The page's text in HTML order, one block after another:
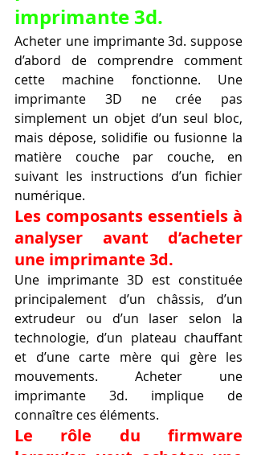
imprimante 3d.
Acheter une imprimante 3d. suppose
d’abord de comprendre comment
cette machine fonctionne. Une
imprimante 3D ne crée pas
simplement un objet d’un seul bloc,
mais dépose, solidifie ou fusionne la
matière couche par couche, en
suivant les instructions d’un fichier
numérique.
Les composants essentiels à
analyser avant d’acheter
une imprimante 3d.
Une imprimante 3D est constituée
principalement d’un châssis, d’un
extrudeur ou d’un laser selon la
technologie, d’un plateau chauffant
et d’une carte mère qui gère les
mouvements. Acheter une
imprimante 3d. implique de
connaître ces éléments.
Le rôle du firmware